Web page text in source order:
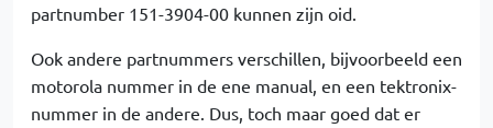
partnumber 151-3904-00 kunnen zijn oid.
Ook andere partnummers verschillen, bijvoorbeeld een
motorola nummer in de ene manual, en een tektronix-
nummer in de andere. Dus, toch maar goed dat er